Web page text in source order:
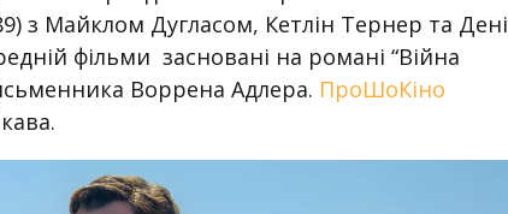
з Майклом Дугласом, Кетлін Тернер та Дені
фільми засновані на романі “Війна
Воррена Адлера. ПроШоКіно